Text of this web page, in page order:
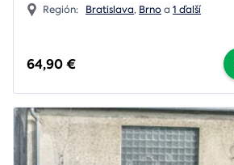
Región: Bratislava, Brnoa 1 ďalší
64,90 €